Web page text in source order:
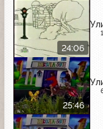
24:06
25:46